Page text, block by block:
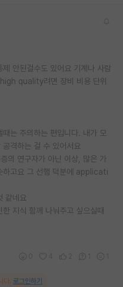
안된걸수도 있어요 기계나 사람
quality려면 장비 비용 단위
는 주의하는 편입니다. 내가 모
격하는 걸 수 있어서요
의 연구자가 아닌 이상, 많은 가
하고요 그 선행 덕분에 applicati
같네요
지식 함께 나눠주고 싶으실때
다. 로그인하기